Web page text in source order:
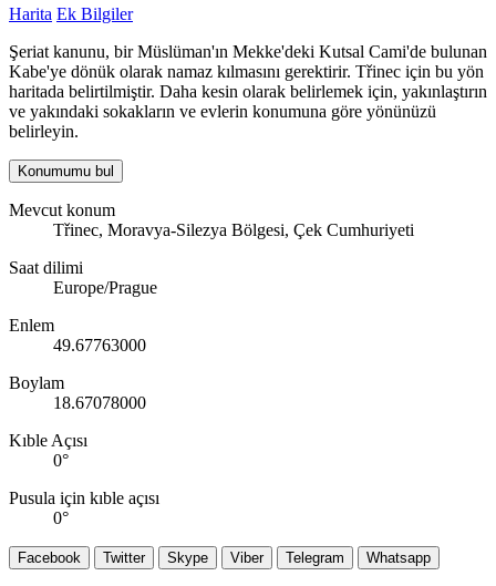
Harita Ek Bilgiler
Şeriat kanunu, bir Müslüman'ın Mekke'deki Kutsal Cami'de bulunan
Kabe'ye dönük olarak namaz kılmasını gerektirir. Třinec için bu yön
haritada belirtilmiştir. Daha kesin olarak belirlemek için, yakınlaştırın
ve yakındaki sokakların ve evlerin konumuna göre yönünüzü
belirleyin.
Konumumu bul
Mevcut konum
Třinec, Moravya-Silezya Bölgesi, Çek Cumhuriyeti
Saat dilimi
Europe/Prague
Enlem
49.67763000
Boylam
18.67078000
Kıble Açısı
0°
Pusula için kıble açısı
0°
Facebook Twitter Skype Viber Telegram Whatsapp